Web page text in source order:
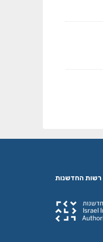
רשות החדשנות